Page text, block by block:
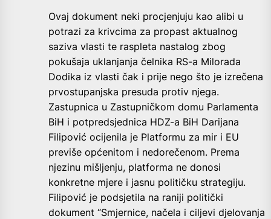
Ovaj dokument neki procjenjuju kao alibi u
potrazi za krivcima za propast aktualnog
saziva vlasti te raspleta nastalog zbog
pokušaja uklanjanja čelnika RS-a Milorada
Dodika iz vlasti čak i prije nego što je izrečena
prvostupanjska presuda protiv njega.
Zastupnica u Zastupničkom domu Parlamenta
BiH i potpredsjednica HDZ-a BiH Darijana
Filipović ocijenila je Platformu za mir i EU
previše općenitom i nedorečenom. Prema
njezinu mišljenju, platforma ne donosi
konkretne mjere i jasnu političku strategiju.
Filipović je podsjetila na raniji politički
dokument “Smjernice, načela i ciljevi djelovanja